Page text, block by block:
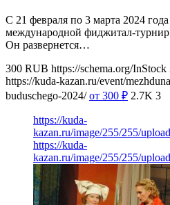
С 21 февраля по 3 марта 2024
международной фиджитал-
Он развернется…
300 RUB https://schema.org/InStock
https://kuda-kazan.ru/event/
buduschego-2024/ от 300 ₽ 2.7K 3
https://kuda-
kazan.ru/image/255/255/
https://kuda-
kazan.ru/image/255/255/